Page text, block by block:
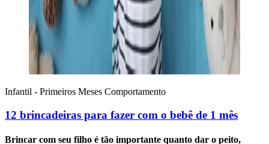
Infantil - Primeiros Meses Comportamento
12 brincadeiras para fazer com o bebê de 1 mês
Brincar com seu filho é tão importante quanto dar o peito,